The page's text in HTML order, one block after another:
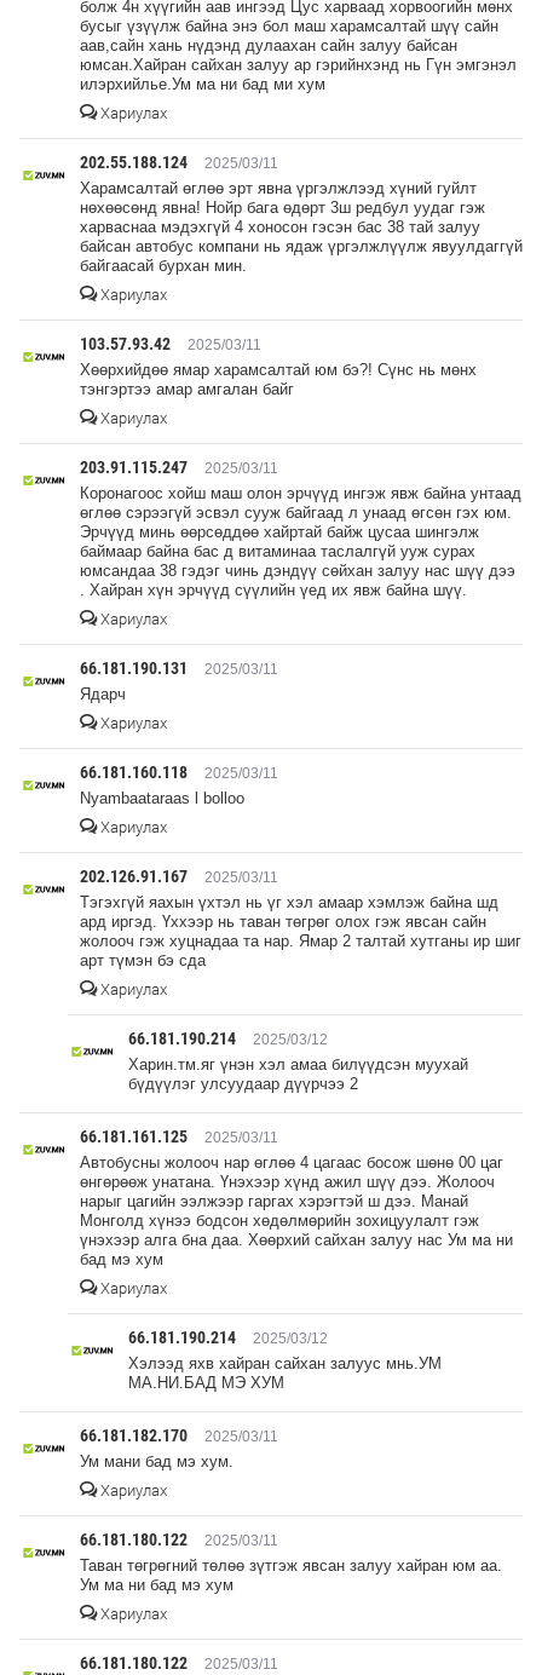
болж 4н хүүгийн аав ингээд Цус харваад хорвоогийн мөнх
бусыг үзүүлж байна энэ бол маш харамсалтай шүү сайн
аав,сайн хань нүдэнд дулаахан сайн залуу байсан
юмсан.Хайран сайхан залуу ар гэрийнхэнд нь Гүн эмгэнэл
илэрхийлье.Ум ма ни бад ми хум
Хариулах
202.55.188.124 2025/03/11
Харамсалтай өглөө эрт явна үргэлжлээд хүний гуйлт
нөхөөсөнд явна! Нойр бага өдөрт 3ш редбул уудаг гэж
харваснаа мэдэхгүй 4 хоносон гэсэн бас 38 тай залуу
байсан автобус компани нь ядаж үргэлжлүүлж явуулдаггүй
байгаасай бурхан мин.
Хариулах
103.57.93.42 2025/03/11
Хөөрхийдөө ямар харамсалтай юм бэ?! Сүнс нь мөнх
тэнгэртээ амар амгалан байг
Хариулах
203.91.115.247 2025/03/11
Коронагоос хойш маш олон эрчүүд ингэж явж байна унтаад
өглөө сэрээгүй эсвэл сууж байгаад л унаад өгсөн гэх юм.
Эрчүүд минь өөрсөддөө хайртай байж цусаа шингэлж
баймаар байна бас д витаминаа таслалгүй ууж сурах
юмсандаа 38 гэдэг чинь дэндүү сөйхан залуу нас шүү дээ
. Хайран хүн эрчүүд сүүлийн үед их явж байна шүү.
Хариулах
66.181.190.131 2025/03/11
Ядарч
Хариулах
66.181.160.118 2025/03/11
Nyambaataraas l bolloo
Хариулах
202.126.91.167 2025/03/11
Тэгэхгүй яахын үхтэл нь үг хэл амаар хэмлэж байна шд
ард иргэд. Үххээр нь таван төгрөг олох гэж явсан сайн
жолооч гэж хуцнадаа та нар. Ямар 2 талтай хутганы ир шиг
арт түмэн бэ сда
Хариулах
66.181.190.214 2025/03/12
Харин.тм.яг үнэн хэл амаа билүүдсэн муухай
бүдүүлэг улсуудаар дүүрчээ 2
66.181.161.125 2025/03/11
Автобусны жолооч нар өглөө 4 цагаас босож шөнө 00 цаг
өнгөрөөж унатана. Үнэхээр хүнд ажил шүү дээ. Жолооч
нарыг цагийн ээлжээр гаргах хэрэгтэй ш дээ. Манай
Монголд хүнээ бодсон хөдөлмөрийн зохицуулалт гэж
үнэхээр алга бна даа. Хөөрхий сайхан залуу нас Ум ма ни
бад мэ хум
Хариулах
66.181.190.214 2025/03/12
Хэлээд яхв хайран сайхан залуус мнь.УМ
МА.НИ.БАД МЭ ХУМ
66.181.182.170 2025/03/11
Ум мани бад мэ хум.
Хариулах
66.181.180.122 2025/03/11
Таван төгрөгний төлөө зүтгэж явсан залуу хайран юм аа.
Ум ма ни бад мэ хум
Хариулах
66.181.180.122 2025/03/11